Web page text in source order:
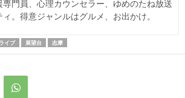
門員、心理カウンセラー、ゆめのたね放送
。得意ジャンルはグルメ、お出かけ。
イブ 展望台 志摩